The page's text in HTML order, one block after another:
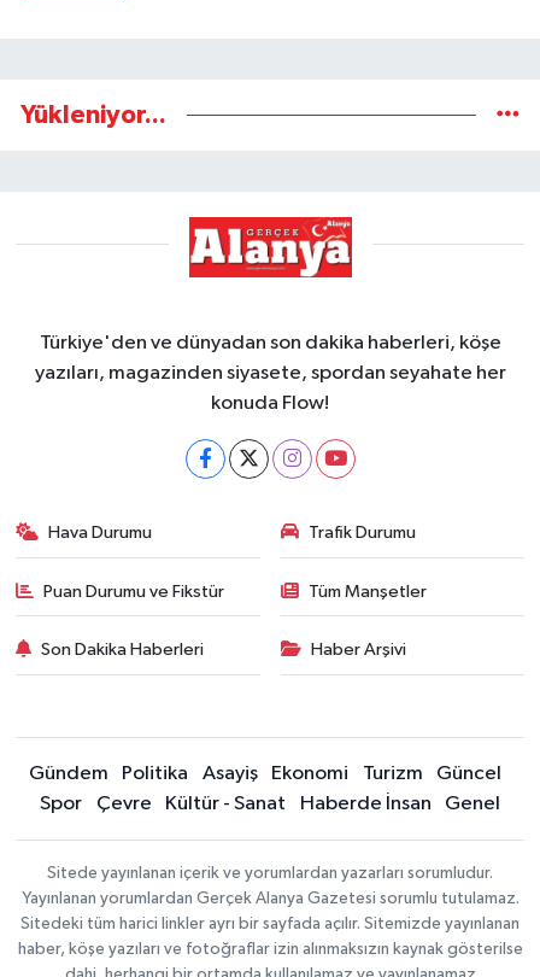
Yükleniyor...
Türkiye'den ve dünyadan son dakika haberleri, köşe
yazıları, magazinden siyasete, spordan seyahate her
konuda Flow!
Hava Durumu Trafik Durumu
Puan Durumu ve Fikstür Tüm Manşetler
Son Dakika Haberleri Haber Arşivi
Gündem Politika Asayiş Ekonomi Turizm
Güncel
Spor
Çevre Kültür - Sanat Haberde İnsan Genel
Sitede yayınlanan içerik ve yorumlardan yazarları sorumludur.
Yayınlanan yorumlardan Gerçek Alanya Gazetesi sorumlu tutulamaz.
Sitedeki tüm harici linkler ayrı bir sayfada açılır. Sitemizde yayınlanan
haber, köşe yazıları ve fotoğraflar izin alınmaksızın kaynak gösterilse